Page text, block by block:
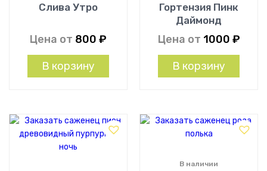
Слива Утро
Цена от 800 ₽
В корзину
Гортензия Пинк
Даймонд
Цена от 1000 ₽
В корзину
В наличии